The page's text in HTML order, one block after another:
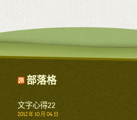
部落格
文字心得22
2012 年 10 月 04 日